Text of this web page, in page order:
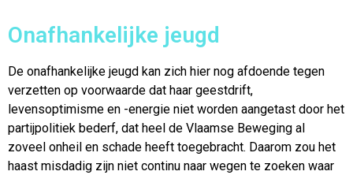
Onafhankelijke jeugd
De onafhankelijke jeugd kan zich hier nog afdoende tegen
verzetten op voorwaarde dat haar geestdrift,
levensoptimisme en -energie niet worden aangetast door het
partijpolitiek bederf, dat heel de Vlaamse Beweging al
zoveel onheil en schade heeft toegebracht. Daarom zou het
haast misdadig zijn niet continu naar wegen te zoeken waar